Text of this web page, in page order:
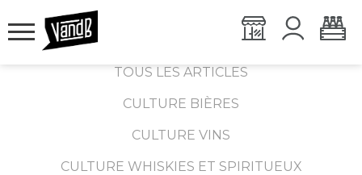
TOUS LES ARTICLES
CULTURE BIÈRES
CULTURE VINS
CULTURE WHISKIES ET SPIRITUEUX